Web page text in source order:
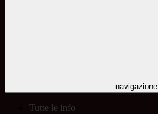
navigazione
Tutte le info